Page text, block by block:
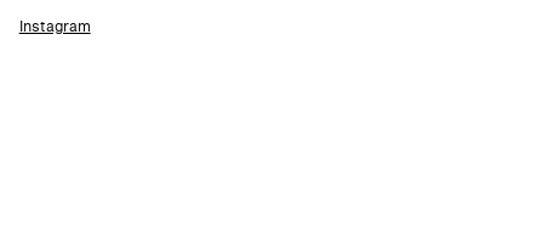
Instagram